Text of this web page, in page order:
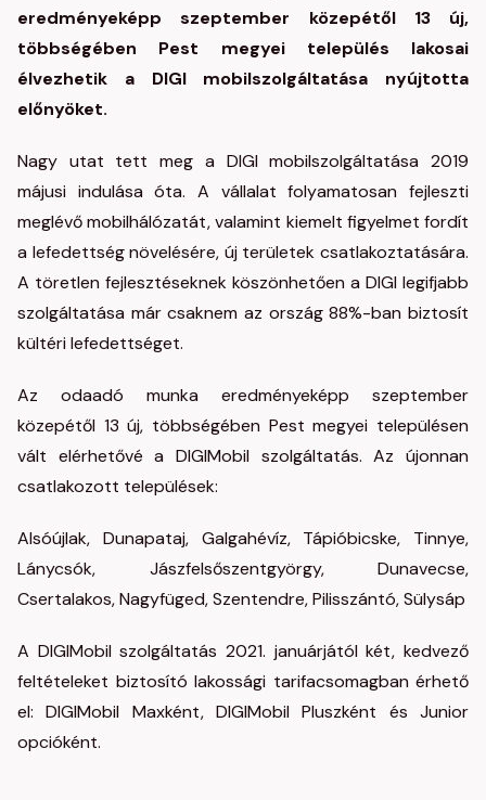
eredményeképp szeptember közepétől 13 új,
többségében Pest megyei település lakosai
élvezhetik a DIGI mobilszolgáltatása nyújtotta
előnyöket.
Nagy utat tett meg a DIGI mobilszolgáltatása 2019
májusi indulása óta. A vállalat folyamatosan fejleszti
meglévő mobilhálózatát, valamint kiemelt figyelmet fordít
a lefedettség növelésére, új területek csatlakoztatására.
A töretlen fejlesztéseknek köszönhetően a DIGI legifjabb
szolgáltatása már csaknem az ország 88%-ban biztosít
kültéri lefedettséget.
Az odaadó munka eredményeképp szeptember
közepétől 13 új, többségében Pest megyei településen
vált elérhetővé a DIGIMobil szolgáltatás. Az újonnan
csatlakozott települések:
Alsóújlak, Dunapataj, Galgahévíz, Tápióbicske, Tinnye,
Lánycsók, Jászfelsőszentgyörgy, Dunavecse,
Csertalakos, Nagyfüged, Szentendre, Pilisszántó, Sülysáp
A DIGIMobil szolgáltatás 2021. januárjától két, kedvező
feltételeket biztosító lakossági tarifacsomagban érhető
el: DIGIMobil Maxként, DIGIMobil Pluszként és Junior
opcióként.